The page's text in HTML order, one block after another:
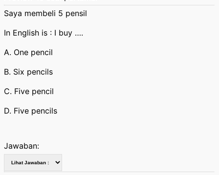
Saya membeli 5 pensil
In English is : I buy ….
A. One pencil
B. Six pencils
C. Five pencil
D. Five pencils
Jawaban: